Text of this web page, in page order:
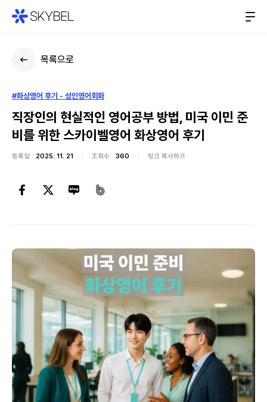
목록으로
#화상영어 후기 - 성인영어회화
직장인의 현실적인 영어공부 방법, 미국 이민 준
비를 위한 스카이벨영어 화상영어 후기
등록일 2025. 11. 21 조회수 360 링크 복사하기